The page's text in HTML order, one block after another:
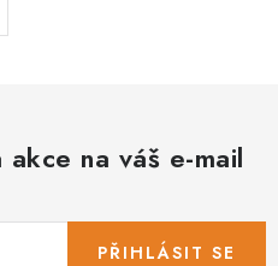
na váš e-mail
PŘIHLÁSIT SE